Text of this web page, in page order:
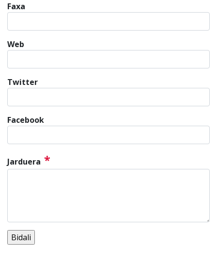
Faxa
Web
Twitter
Facebook
Jarduera *